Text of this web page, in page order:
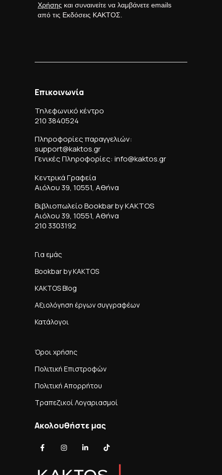
Χρήσης και συναινείτε να λαμβάνετε emails
από τις Εκδόσεις ΚΑΚΤΟΣ.
Επικοινωνία
Τηλεφωνικό κέντρο
210 3840524
Πληροφορίες παραγγελιών:
support@kaktos.gr
Γενικές Πληροφορίες: info@kaktos.gr
Κεντρικά Γραφεία
Αιόλου 39, 10551, Αθήνα
Βιβλιοπωλείο Bookbar by KAKTOS
Αιόλου 39, 10551, Αθήνα
210 3303192
Για εμάς
Bookbar by KAKTOS
KAKTOS Blog
Αξιολόγηση έργων συγγραφέων
Κατάλογοι
Όροι χρήσης
Πολιτική Επιστροφών
Πολιτική Απορρήτου
Τραπεζικοί Λογαριασμοί
Ακολουθήστε μας